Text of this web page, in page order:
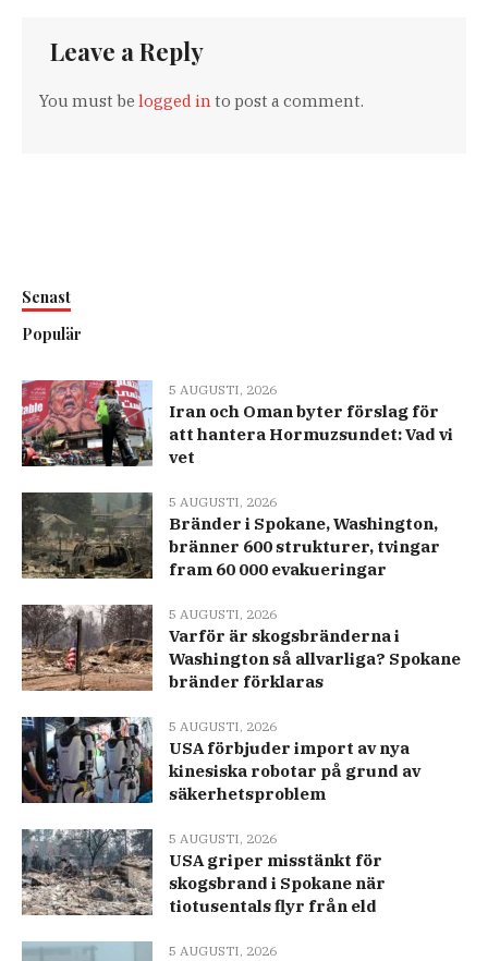
Leave a Reply
You must belogged in to post a comment.
Senast
Populär
5 AUGUSTI, 2026
Iran och Oman byter förslag för
att hantera Hormuzsundet: Vad vi
vet
5 AUGUSTI, 2026
Bränder i Spokane, Washington,
bränner 600 strukturer, tvingar
fram 60 000 evakueringar
5 AUGUSTI, 2026
Varför är skogsbränderna i
Washington så allvarliga? Spokane
bränder förklaras
5 AUGUSTI, 2026
USA förbjuder import av nya
kinesiska robotar på grund av
säkerhetsproblem
5 AUGUSTI, 2026
USA griper misstänkt för
skogsbrand i Spokane när
tiotusentals flyr från eld
5 AUGUSTI, 2026